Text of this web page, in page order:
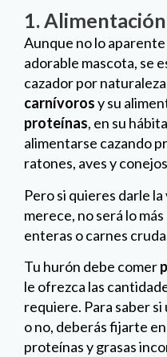
1. Alimentación
Aunque no lo
adorable mascota, se
cazador por
carnívorosy su
proteínas, en su
alimentarse cazando
ratones, aves y
Pero si quieres darle
merece, no será lo
enteras o carnes
Tu hurón debe comer
le ofrezca las
requiere. Para saber si
o no, deberás fijarte
proteínas y grasas